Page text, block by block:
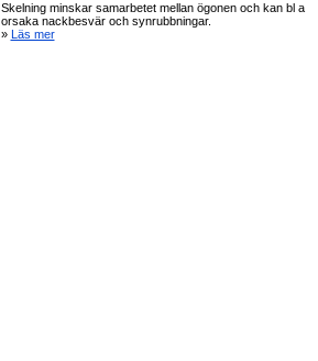
Skelning minskar samarbetet mellan ögonen och kan bl a
orsaka nackbesvär och synrubbningar.
» Läs mer